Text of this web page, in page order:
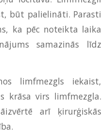
būt palielināti. Parasti
ka pēc noteikta laika
samazinās līdz
limfmezgls iekaist,
krāsa virs limfmezgla.
arī ķirurģiskās